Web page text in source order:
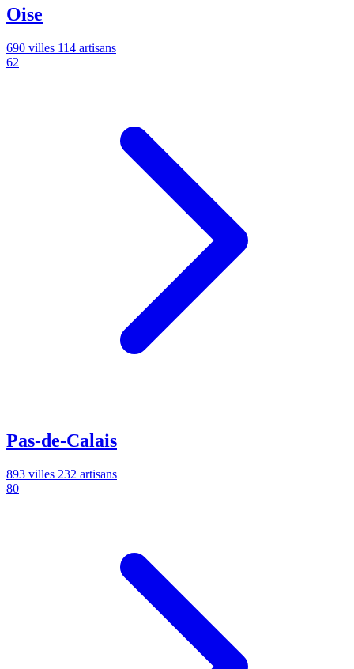
Oise
690 villes 114 artisans
62
Pas-de-Calais
893 villes 232 artisans
80